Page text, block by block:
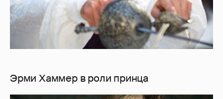
Эрми Хаммер в роли принца